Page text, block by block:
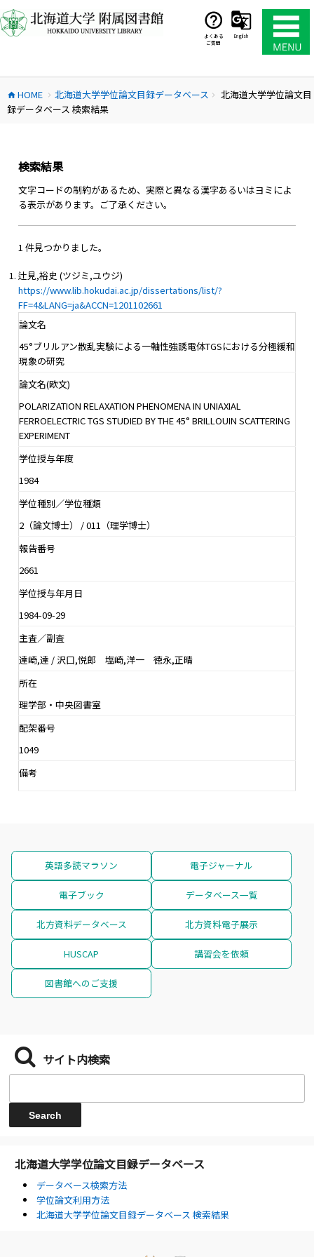
ン
テ
ス
キ
よくある
ご質問
English
home HOME chevron_right 北海道大学学位論文目録データベース chevron_right
北海道大学学位論文目
録データベース 検索結果
検索結果
文字コードの制約があるため、実際と異なる漢字あるいはヨミによ
る表示があります。ご了承ください。
1 件見つかりました。
辻見,裕史 (ツジミ,ユウジ)
https://www.lib.hokudai.ac.jp/dissertations/list/?
FF=4&LANG=ja&ACCN=1201102661
論文名
45°ブリルアン散乱実験による一軸性強誘電体TGSにおける分極緩和
現象の研究
論文名(欧文)
POLARIZATION RELAXATION PHENOMENA IN UNIAXIAL
FERROELECTRIC TGS STUDIED BY THE 45° BRILLOUIN SCATTERING
EXPERIMENT
学位授与年度
1984
学位種別／学位種類
2（論文博士） / 011（理学博士）
報告番号
2661
学位授与年月日
1984-09-29
主査／副査
達崎,達 / 沢口,悦郎 塩崎,洋一 徳永,正晴
所在
理学部・中央図書室
配架番号
1049
備考
英語多読マラソン 電子ジャーナル
電子ブック データベース一覧
北方資料データベース 北方資料電子展示
HUSCAP 講習会を依頼
図書館へのご支援
サイト内検索
北海道大学学位論文目録データベース
データベース検索方法
学位論文利用方法
北海道大学学位論文目録データベース 検索結果